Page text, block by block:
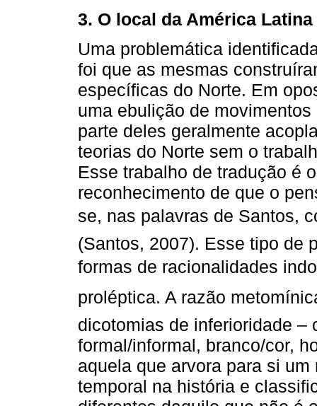
3. O local da América Latina
Uma problemática
foi que as mesmas
específicas do Norte. Em
uma ebulição de
parte deles geralmente
teorias do Norte sem o
Esse trabalho de tradução é
reconhecimento de que o
se, nas palavras de Santos,
(Santos, 2007). Esse tipo de
formas de racionalidades
proléptica. A razão
dicotomias de inferioridade
formal/informal, branco/cor,
aquela que arvora para si
temporal na história e